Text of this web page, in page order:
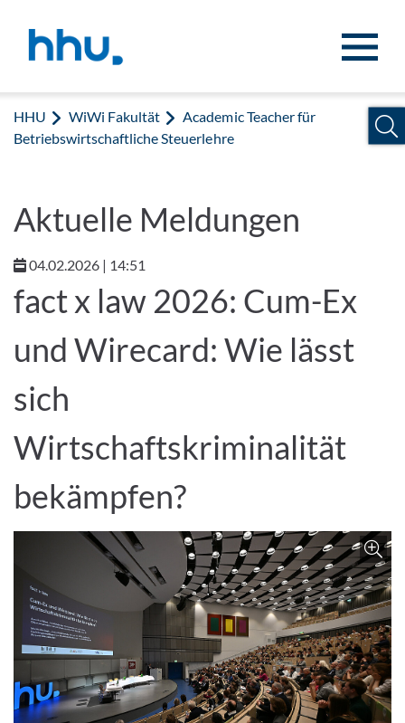
HHU WiWi Fakultät
Academic Teacher für
Betriebswirtschaftliche Steuerlehre
Aktuelle Meldungen
04.02.2026 | 14:51
fact x law 2026: Cum-Ex
und Wirecard: Wie lässt
sich
Wirtschaftskriminalität
bekämpfen?